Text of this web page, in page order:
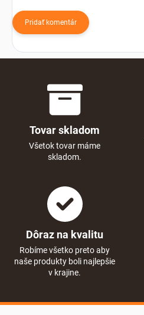
Pridať komentár
Tovar skladom
Všetok tovar máme
skladom.
Dôraz na kvalitu
Robíme všetko preto aby
naše produkty boli najlepšie
v krajine.